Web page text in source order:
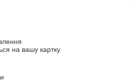
на вашу картку